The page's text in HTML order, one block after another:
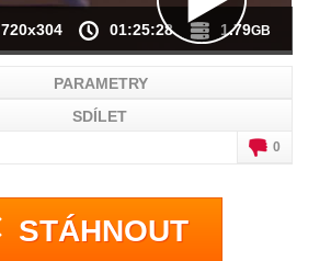
720x304 01:25:28 1.79GB
PARAMETRY
SDÍLET
0
STÁHNOUT